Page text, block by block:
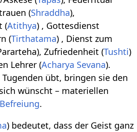
(Shraddha),
(Atithya) , Gottesdienst
(Tirthatama) , Dienst zum
Zufriedenheit (Tushti)
Lehrer (Acharya Sevana).
übt, bringen sie den
wünscht – materiellen
Befreiung.
) bedeutet, dass der Geist ganz